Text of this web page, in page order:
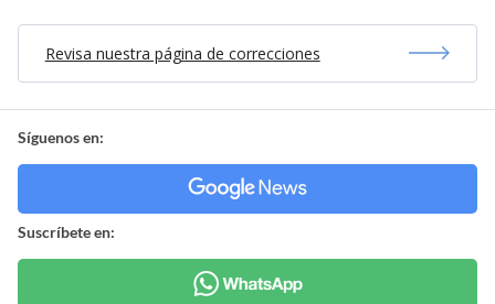
Revisa nuestra página de correcciones
Síguenos en:
Suscríbete en: